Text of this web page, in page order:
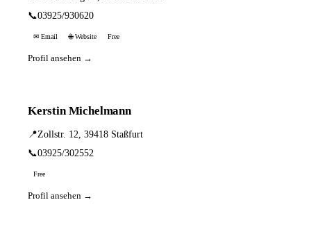
📞03925/930620
✉ Email 🌐 Website Free
Profil ansehen →
Kerstin Michelmann
📍Zollstr. 12, 39418 Staßfurt
📞03925/302552
Free
Profil ansehen →